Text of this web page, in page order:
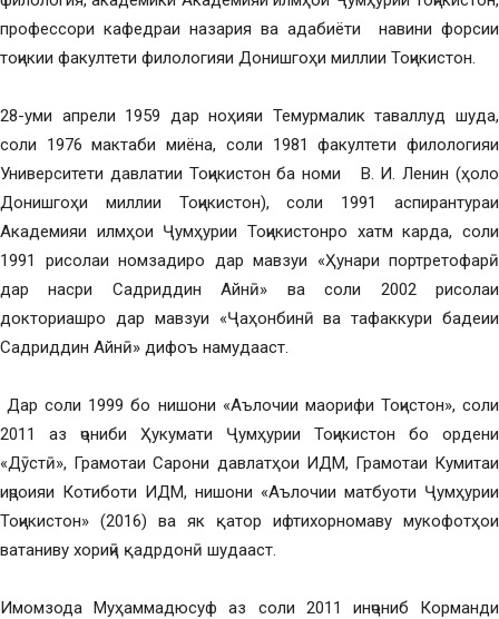
профессори кафедраи назария ва адабиёти навини форсии
тоҷикии факултети филологияи Донишгоҳи миллии Тоҷикистон.
28-уми апрели 1959 дар ноҳияи Темурмалик таваллуд шуда,
соли 1976 мактаби миёна, соли 1981 факултети филологияи
Университети давлатии Тоҷикистон ба номи В. И. Ленин (ҳоло
Донишгоҳи миллии Тоҷикистон), соли 1991 аспирантураи
Академияи илмҳои Ҷумҳурии Тоҷикистонро хатм карда, соли
1991 рисолаи номзадиро дар мавзуи «Ҳунари портретофарӣ
дар насри Садриддин Айнӣ» ва соли 2002 рисолаи
докториашро дар мавзуи «Ҷаҳонбинӣ ва тафаккури бадеии
Садриддин Айнӣ» дифоъ намудааст.
Дар соли 1999 бо нишони «Аълочии маорифи Тоҷистон», соли
2011 аз ҷониби Ҳукумати Ҷумҳурии Тоҷикистон бо ордени
«Дӯстӣ», Грамотаи Сарони давлатҳои ИДМ, Грамотаи Кумитаи
иҷроияи Котиботи ИДМ, нишони «Аълочии матбуоти Ҷумҳурии
Тоҷикистон» (2016) ва як қатор ифтихорномаву мукофотҳои
ватаниву хориҷӣ қадрдонӣ шудааст.
Имомзода Муҳаммадюсуф аз соли 2011 инҷониб Корманди